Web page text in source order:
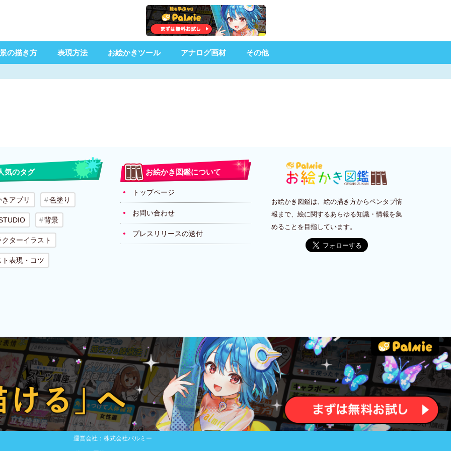
の描き方 表現方法 お絵かきツール アナログ画材 その他
気のタグ
アプリ 色塗り
背景
ターイラスト
ト表現・コツ
お絵かき図鑑について
トップページ
お問い合わせ
プレスリリースの送付
お絵かき図鑑は、絵の描き方からペンタブ情
報まで、絵に関するあらゆる知識・情報を集
めることを目指しています。
運営会社：株式会社パルミー